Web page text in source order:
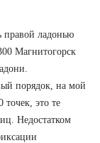
правой ладонью
Магнитогорск
порядок, на мой
точек, это те
Недостатком